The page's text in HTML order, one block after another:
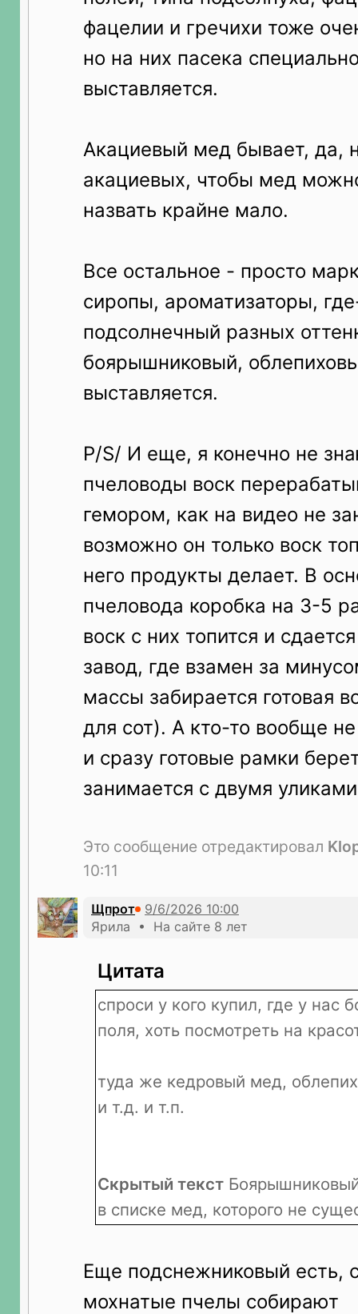
фацелии и гречихи тоже
но на них пасека
выставляется.
Акациевый мед бывает, да,
акациевых, чтобы мед
назвать крайне мало.
Все остальное - просто
сиропы, ароматизаторы,
подсолнечный разных
боярышниковый,
выставляется.
P/S/ И еще, я конечно не
пчеловоды воск
гемором, как на видео не
возможно он только воск
него продукты делает. В
пчеловода коробка на 3-5
воск с них топится и
завод, где взамен за
массы забирается готовая
для сот). А кто-то вообще
и сразу готовые рамки
занимается с двумя
Это сообщение отредактировал
10:11
Щпрот
Ярила • На сайте 8 лет
Цитата
спроси у кого купил, где у нас
поля, хоть посмотреть на
туда же кедровый мед,
и т.д. и т.п.
Скрытый текст
в списке мед, которого не
Еще подснежниковый есть,
мохнатые пчелы собирают